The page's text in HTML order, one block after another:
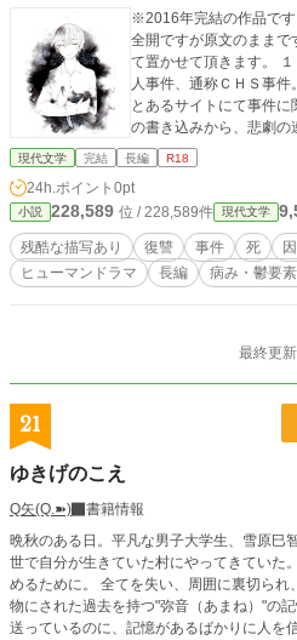
※2016年完結の作品です
全開ですが原文のままで
て置かせて頂きます。 １５年前、地元の小学校で起こった殺
人事件、通称ＣＨＳ事件
とあるサイトにて事件
の書き込みから、悲劇の
現代文学 完結 長編 R18
24h.ポイント 0pt
小説 228,589 位 / 228,589件 現代文学
残酷な描写あり 復讐 事件 死
ヒューマンドラマ
長編 病み・鬱要
最終更
21
ゆきげのこえ
Q矢(Q.➽)
書籍情報
晩秋のある日。平凡な男子大学生、雪原巳
世で自分が生きていた村にやってきていた
めるために。 全てを失い、周囲に裏切られ、架橋工事の人柱として水神への供
物にされた過去を持つ"弥音（あまね）"の記憶を持つ巳智
送っているのに、記憶があるばかりに人を